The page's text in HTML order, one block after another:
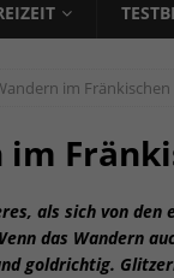
im Fränkischen
als sich von
das Wandern
goldrichtig.